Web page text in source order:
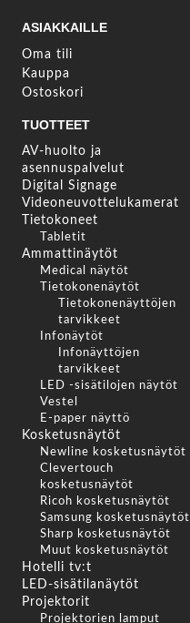
ASIAKKAILLE
Oma tili
Kauppa
Ostoskori
TUOTTEET
AV-huolto ja
asennuspalvelut
Digital Signage
Videoneuvottelukamerat
Tietokoneet
Tabletit
Ammattinäytöt
Medical näytöt
Tietokonenäytöt
Tietokonenäyttöjen
tarvikkeet
Infonäytöt
Infonäyttöjen
tarvikkeet
LED -sisätilojen näytöt
Vestel
E-paper näyttö
Kosketusnäytöt
Newline kosketusnäytöt
Clevertouch
kosketusnäytöt
Ricoh kosketusnäytöt
Samsung kosketusnäytöt
Sharp kosketusnäytöt
Muut kosketusnäytöt
Hotelli tv:t
LED-sisätilanäytöt
Projektorit
Projektorien lamput